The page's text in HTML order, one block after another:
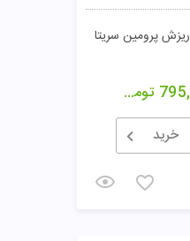
پرومین سریتا
تومان
خرید